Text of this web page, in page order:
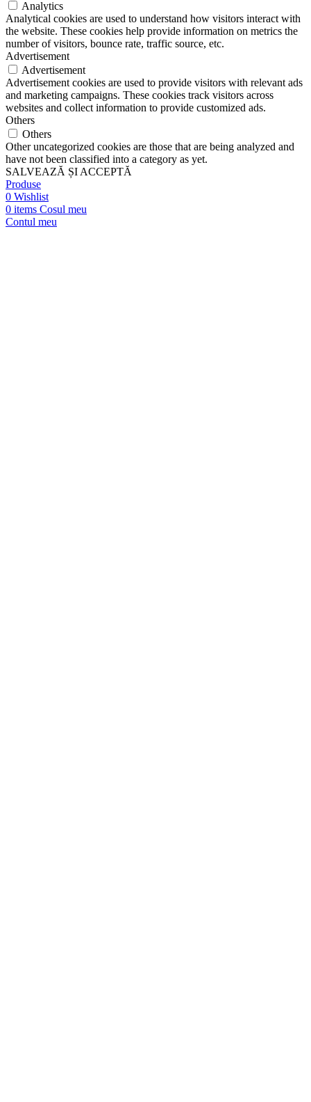
Analytics
Analytical cookies are used to understand how visitors interact with
the website. These cookies help provide information on metrics the
number of visitors, bounce rate, traffic source, etc.
Advertisement
Advertisement
Advertisement cookies are used to provide visitors with relevant ads
and marketing campaigns. These cookies track visitors across
websites and collect information to provide customized ads.
Others
Others
Other uncategorized cookies are those that are being analyzed and
have not been classified into a category as yet.
SALVEAZĂ ȘI ACCEPTĂ
Produse
0 Wishlist
0 items Cosul meu
Contul meu